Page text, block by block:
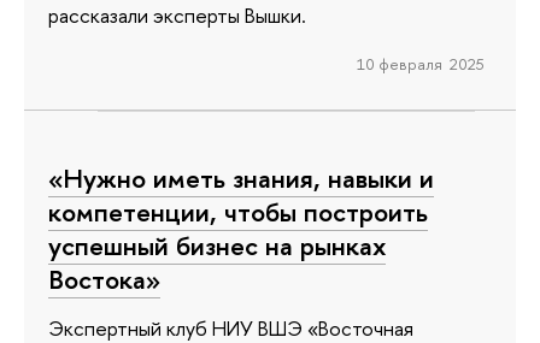
рассказали эксперты Вышки.
10 февраля 2025
«Нужно иметь знания, навыки и
компетенции, чтобы построить
успешный бизнес на рынках
Востока»
Экспертный клуб НИУ ВШЭ «Восточная